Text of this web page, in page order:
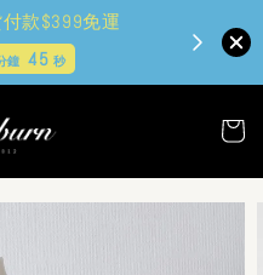
款$399免運
鐘 44 秒